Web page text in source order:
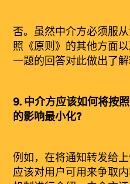
否。虽然中介方必须服
照《原则》的其他方面
一题的回答对此做出了解
9. 中介方应该如何将按
的影响最小化?
例如，在将通知转发给
应该对用户可用来争取